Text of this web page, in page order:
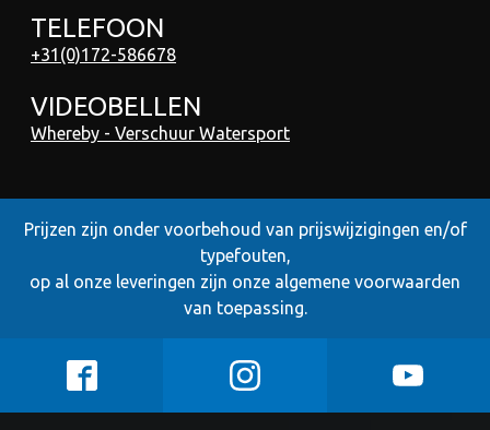
TELEFOON
+31(0)172-586678
VIDEOBELLEN
Whereby - Verschuur Watersport
Prijzen zijn onder voorbehoud van prijswijzigingen en/of
typefouten,
op al onze leveringen zijn onze algemene voorwaarden
van toepassing.